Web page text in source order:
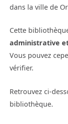
dans la ville de
Cette
administrative
Vous pouvez
vérifier.
Retrouvez ci-
bibliothèque.